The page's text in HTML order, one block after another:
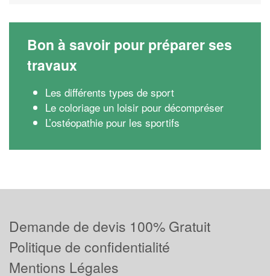
Bon à savoir pour préparer ses
travaux
Les différents types de sport
Le coloriage un loisir pour décompréser
L’ostéopathie pour les sportifs
Demande de devis 100% Gratuit
Politique de confidentialité
Mentions Légales